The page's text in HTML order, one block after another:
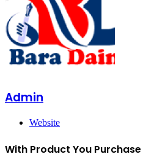
Admin
Website
With Product You Purchase